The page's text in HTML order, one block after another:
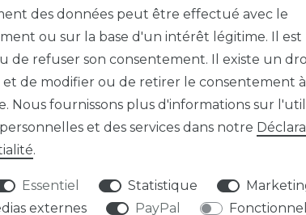
Prix
À
À
À
des données peut être effectué avec le
ou sur la base d'un intérêt légitime. Il est
de refuser son consentement. Il existe un
et de modifier ou de retirer le consentement
Nous fournissons plus d'informations sur
et des services dans notre
.
Essentiel Statistique
externes
PayPal Fonctionnel